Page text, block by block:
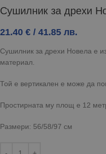
Сушилник за дрехи
21.40 € / 41.85 лв.
Сушилник за дрехи Новела е
материал.
Той е вертикален е може да
Простирната му площ е 12
Размери: 56/58/97 см